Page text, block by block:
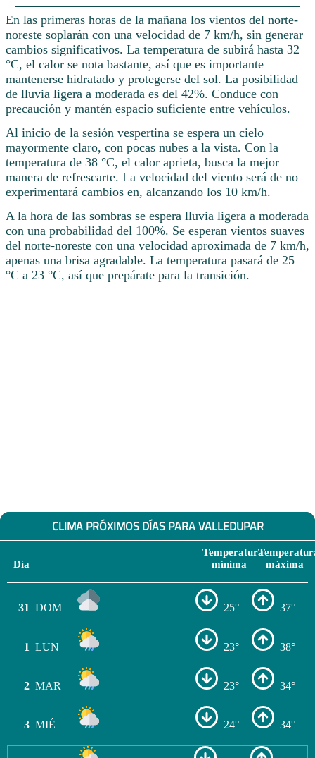
En las primeras horas de la mañana los vientos del norte-
noreste soplarán con una velocidad de 7 km/h, sin generar
cambios significativos. La temperatura de subirá hasta 32
°C, el calor se nota bastante, así que es importante
mantenerse hidratado y protegerse del sol. La posibilidad
de lluvia ligera a moderada es del 42%. Conduce con
precaución y mantén espacio suficiente entre vehículos.
Al inicio de la sesión vespertina se espera un cielo
mayormente claro, con pocas nubes a la vista. Con la
temperatura de 38 °C, el calor aprieta, busca la mejor
manera de refrescarte. La velocidad del viento será de no
experimentará cambios en, alcanzando los 10 km/h.
A la hora de las sombras se espera lluvia ligera a moderada
con una probabilidad del 100%. Se esperan vientos suaves
del norte-noreste con una velocidad aproximada de 7 km/h,
apenas una brisa agradable. La temperatura pasará de 25
°C a 23 °C, así que prepárate para la transición.
CLIMA PRÓXIMOS DÍAS PARA VALLEDUPAR
Día
Temperatura
mínima
máxima
31 DOM 25° 37°
1 LUN 23° 38°
2 MAR 23° 34°
3 MIÉ 24° 34°